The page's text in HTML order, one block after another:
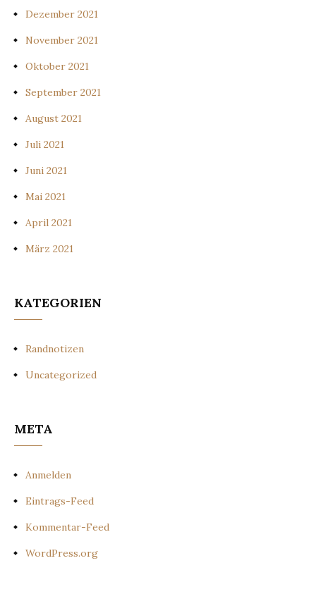
Dezember 2021
November 2021
Oktober 2021
September 2021
August 2021
Juli 2021
Juni 2021
Mai 2021
April 2021
März 2021
KATEGORIEN
Randnotizen
Uncategorized
META
Anmelden
Eintrags-Feed
Kommentar-Feed
WordPress.org